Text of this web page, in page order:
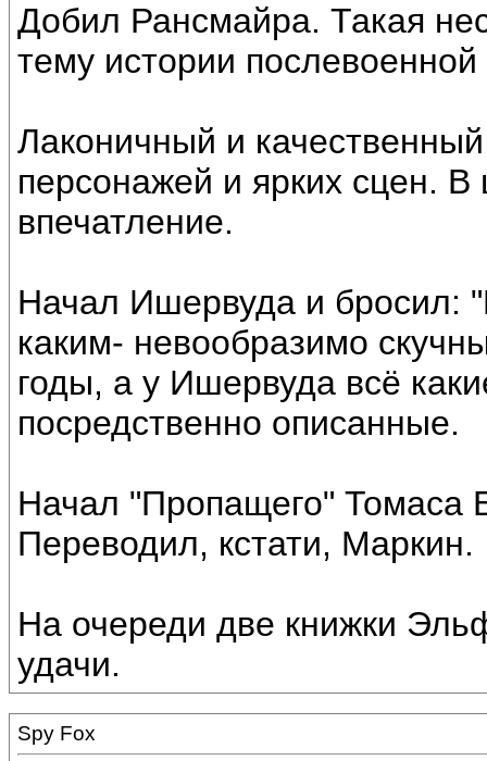
Добил Рансмайра. Такая
тему истории
Лаконичный и
персонажей и ярких сцен.
впечатление.
Начал Ишервуда и бросил:
каким- невообразимо
годы, а у Ишервуда всё
посредственно описанные.
Начал "Пропащего" Томаса
Переводил, кстати, Маркин.
На очереди две книжки
удачи.
Spy Fox